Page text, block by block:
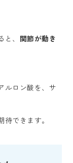
、 関節が動き
ルロン酸を、サ
できます。